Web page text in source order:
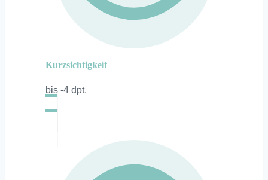
Kurzsichtigkeit
bis -4 dpt.